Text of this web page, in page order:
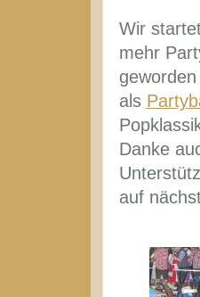
Wir
mehr
als
Danke
auf